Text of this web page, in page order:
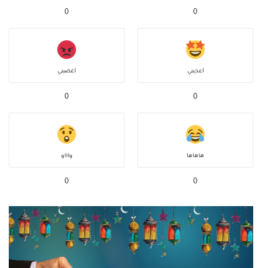
0
0
أعجبني
0
أغضبني
0
هاهاها
0
واااو
0